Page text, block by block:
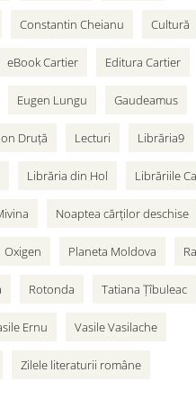
Constantin Cheianu Cultură
eBook Cartier Editura Cartier
Eugen Lungu Gaudeamus
Ion Druță Lecturi Librăria9
Librăria din Hol Librăriile
Noaptea cărților deschise
Oxigen Planeta Moldova
Rotonda Tatiana Țîbuleac
Ernu Vasile Vasilache
Zilele literaturii române